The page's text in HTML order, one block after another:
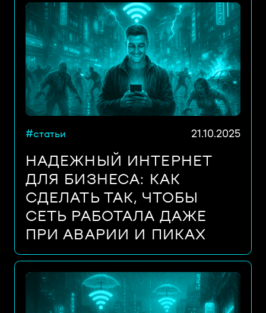
#статьи 21.10.2025
НАДЕЖНЫЙ ИНТЕРНЕТ
ДЛЯ БИЗНЕСА: КАК
СДЕЛАТЬ ТАК, ЧТОБЫ
СЕТЬ РАБОТАЛА ДАЖЕ
ПРИ АВАРИИ И ПИКАХ